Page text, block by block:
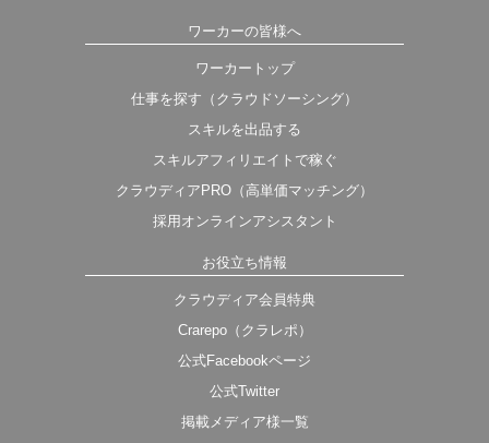
ワーカーの皆様へ
ワーカートップ
仕事を探す（クラウドソーシング）
スキルを出品する
スキルアフィリエイトで稼ぐ
クラウディアPRO（高単価マッチング）
採用オンラインアシスタント
お役立ち情報
クラウディア会員特典
Crarepo（クラレポ）
公式Facebookページ
公式Twitter
掲載メディア様一覧